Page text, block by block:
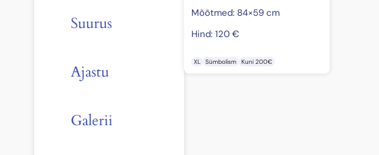
Suurus
Ajastu
Galerii
Mõõtmed: 84×59 cm
Hind:120€
XL Sümbolism Kuni 200€